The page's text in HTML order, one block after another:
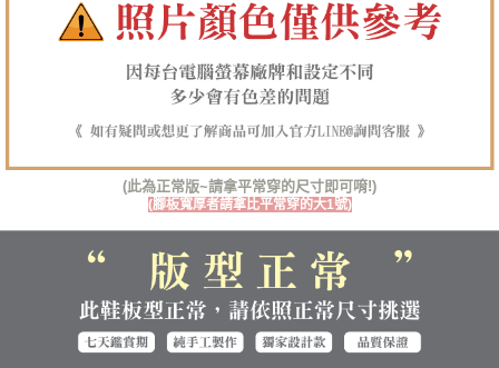
客戶支援中心」
https://netprotections.freshdesk.com/support/home
１．透過由恩沛科技股份有限公司提供之「AFTEE先享後付」服務完成之交
易，需依本服務之必要範圍內提供個人資料，並將交易相關給付款項請求債
２．關於個人資料處理事宜，請瀏覽以下網址：
３．未成年的使用者請事先徵得法定代理人或監護人之同意方可使用
「AFTEE先享後付」，若未經同意申辦者引起之損失，本公司不負相關責
４．使用「AFTEE先享後付」時，將依據個別帳號之用戶狀況，依本公司即
時審查核予不同之上限額度；若仍有額度不足之情形，本公司將視審查結果
請求用戶進行身份認證。
５．嚴禁一人註冊多個帳號或使用他人資訊註冊。若發現惡意使用之情形，
恩沛科技股份有限公司將有權停止該用戶之使用額度並採取法律行動。
每筆NT$60，滿NT$1,380(含以上)免運費
每筆NT$100，滿NT$1,380(含以上)免運費
海外宅配（貨到付運費）(此為正常版~請拿平常穿的尺寸即可唷!)
(腳板寬厚者請拿比平常穿的大1號)